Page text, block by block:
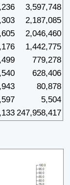
3,597,748
2,187,085
2,046,460
1,442,775
779,278
628,406
80,878
5,504
247,958,417